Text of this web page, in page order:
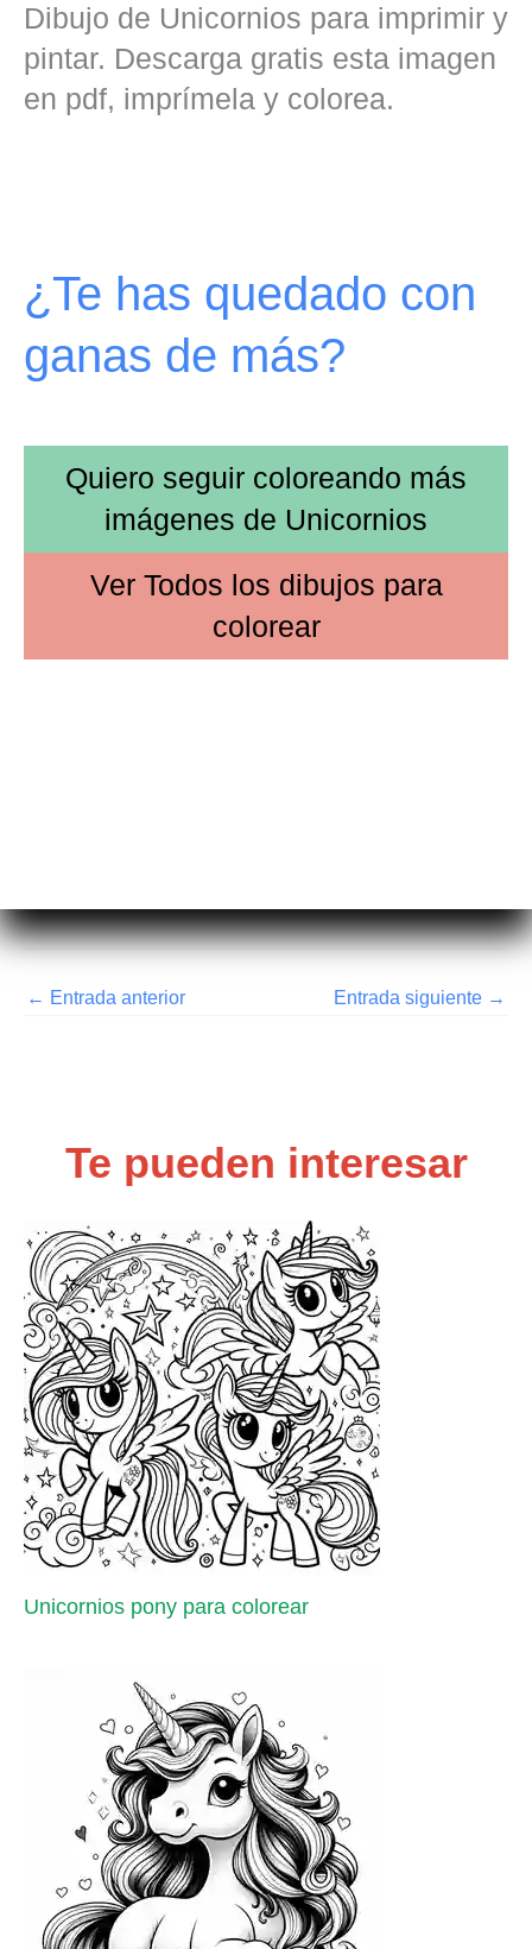
Dibujo de Unicornios para imprimir y
pintar. Descarga gratis esta imagen
en pdf, imprímela y colorea.
¿Te has quedado con
ganas de más?
Quiero seguir coloreando más
imágenes de Unicornios
Ver Todos los dibujos para
colorear
← Entrada anterior Entrada siguiente →
Te pueden interesar
Unicornios pony para colorear